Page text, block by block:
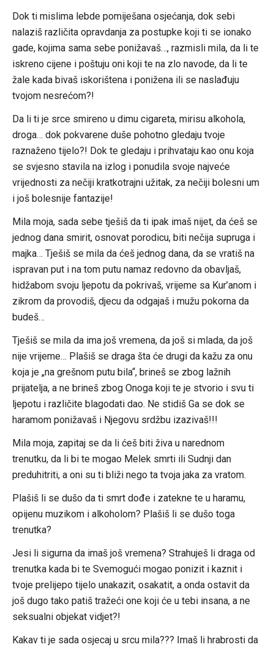
Dok ti mislima lebde pomiješana osjećanja, dok sebi
nalaziš različita opravdanja za postupke koji ti se ionako
gade, kojima sama sebe ponižavaš…, razmisli mila, da li te
iskreno cijene i poštuju oni koji te na zlo navode, da li te
žale kada bivaš iskorištena i ponižena ili se naslađuju
tvojom nesrećom?!
Da li ti je srce smireno u dimu cigareta, mirisu alkohola,
droga… dok pokvarene duše pohotno gledaju tvoje
raznaženo tijelo?! Dok te gledaju i prihvataju kao onu koja
se svjesno stavila na izlog i ponudila svoje najveće
vrijednosti za nečiji kratkotrajni užitak, za nečiji bolesni um
i još bolesnije fantazije!
Mila moja, sada sebe tješiš da ti ipak imaš nijet, da ćeš se
jednog dana smirit, osnovat porodicu, biti nečija supruga i
majka… Tješiš se mila da ćeš jednog dana, da se vratiš na
ispravan put i na tom putu namaz redovno da obavljaš,
hidžabom svoju ljepotu da pokrivaš, vrijeme sa Kur’anom i
zikrom da provodiš, djecu da odgajaš i mužu pokorna da
budeš…
Tješiš se mila da ima još vremena, da još si mlada, da još
nije vrijeme… Plašiš se draga šta će drugi da kažu za onu
koja je „na grešnom putu bila“, brineš se zbog lažnih
prijatelja, a ne brineš zbog Onoga koji te je stvorio i svu ti
ljepotu i različite blagodati dao. Ne stidiš Ga se dok se
haramom ponižavaš i Njegovu srdžbu izazivaš!!!
Mila moja, zapitaj se da li ćeš biti živa u narednom
trenutku, da li bi te mogao Melek smrti ili Sudnji dan
preduhitriti, a oni su ti bliži nego ta tvoja jaka za vratom.
Plašiš li se dušo da ti smrt dođe i zatekne te u haramu,
opijenu muzikom i alkoholom? Plašiš li se dušo toga
trenutka?
Jesi li sigurna da imaš još vremena? Strahuješ li draga od
trenutka kada bi te Svemogući mogao ponizit i kaznit i
tvoje prelijepo tijelo unakazit, osakatit, a onda ostavit da
još dugo tako patiš tražeći one koji će u tebi insana, a ne
seksualni objekat vidjet?!
Kakav ti je sada osjecaj u srcu mila??? Imaš li hrabrosti da